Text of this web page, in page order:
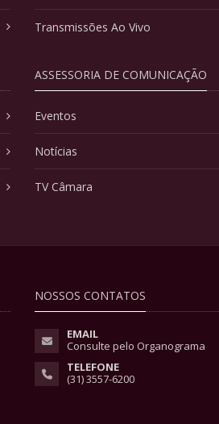
Transmissões Ao Vivo
ASSESSORIA DE COMUNICAÇÃO
Eventos
Notícias
TV Câmara
NOSSOS CONTATOS
EMAIL
Consulte pelo Organograma
TELEFONE
(31) 3557-6200